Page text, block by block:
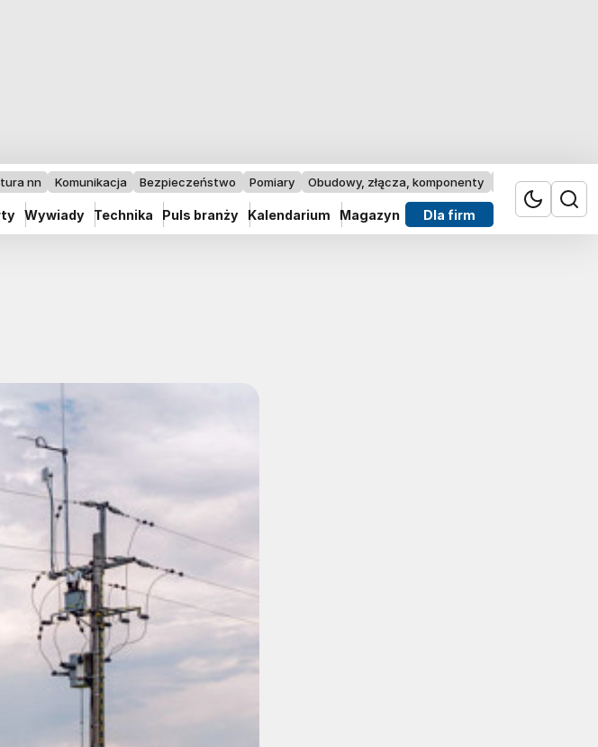
nn Komunikacja Bezpieczeństwo Pomiary Obudowy, złącza, komponenty Przemysł 4.0
Wywiady Technika Puls branży Kalendarium Magazyn Dla firm